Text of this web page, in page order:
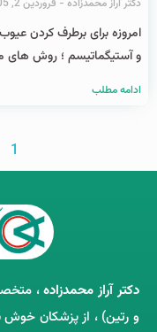
دکتر آراز محمدزاده فروردین 2, 1405
امروزه برای برطرف کردن
و آستیگماتیسم ؛ روش های
ادامه مطلب
1
دکتر آراز محمدزاده،
و رتین) ، از پزشکان خوش